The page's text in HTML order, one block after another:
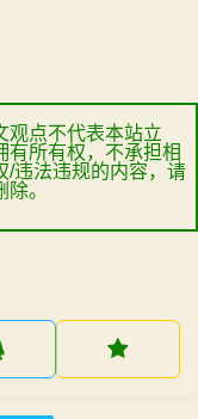
观点不代表本站立
有所有权，不承担相
/违法违规的内容，请
。